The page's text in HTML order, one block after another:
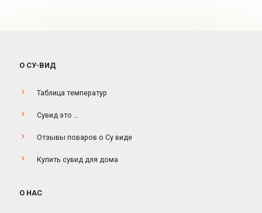
О СУ-ВИД
Таблица температур
Сувид это …
Отзывы поваров о Су виде
Купить сувид для дома
О НАС